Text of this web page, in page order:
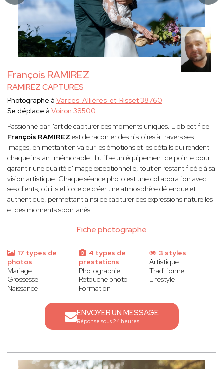
François RAMIREZ
RAMIREZ CAPTURES
Fiche photographe
Photographe à Varces-Allières-et-Risset 38760
Se déplace à Voiron 38500
Passionné par l'art de capturer des moments uniques. L'objectif de
François RAMIREZ est de raconter des histoires à travers ses
images, en mettant en valeur les émotions et les détails qui rendent
chaque instant mémorable. Il utilise un équipement de pointe pour
garantir une qualité d'image exceptionnelle, tout en restant fidèle à sa
vision artistique. Chaque séance photo est une collaboration avec
ses clients, où il s'efforce de créer une atmosphère détendue et
authentique, permettant ainsi de capturer des expressions naturelles
et des moments spontanés.
17 types de
photos
Mariage
Grossesse
Naissance
4 types de
prestations
Photographie
Retouche photo
Formation
3 styles
Artistique
Traditionnel
Lifestyle
ENVOYER UN MESSAGE
Réponse sous 24 heures